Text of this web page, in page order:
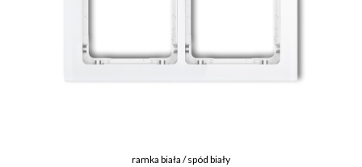
ramka biała / spód biały